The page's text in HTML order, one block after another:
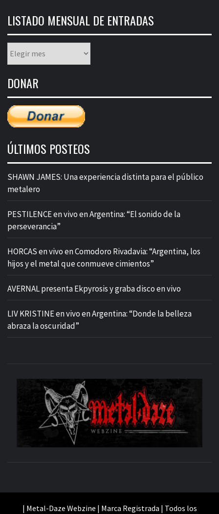
LISTADO MENSUAL DE ENTRADAS
mensual
entradas
DONAR
ÚLTIMOS POSTEOS
SHAWN JAMES: Una experiencia distinta para el público
metalero
PESTILENCE en vivo en Argentina: “El sonido de la
perseverancia”
HORCAS en vivo en Comodoro Rivadavia: “Argentina, los
hijos y el metal que conmueve cimientos”
AVERNAL presenta Ekpyrosis y graba disco en vivo
LIV KRISTINE en vivo en Argentina: “Donde la belleza
abraza la oscuridad”
| Metal-Daze Webzine | Marca Registrada | Todos los